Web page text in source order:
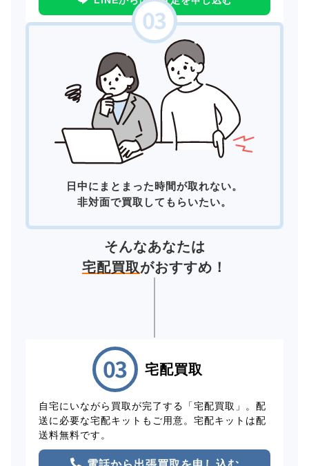
日中にまとまった時間が取れない。
非対面で買取してもらいたい。
そんなあなたは
宅配買取がおすすめ！
宅配買取
自宅にいながら買取が完了する「宅配買取」。配
送に必要な宅配キットもご用意。宅配キットは配
送料無料です。